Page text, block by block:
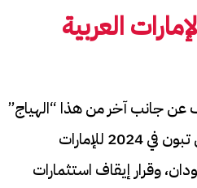
العربية
عن جانب آخر من هذا “الهياج”
الدبلوماسي، اتهامات الرئيس تبون في 2024 للإمارات
وقرار إيقاف استثمارات